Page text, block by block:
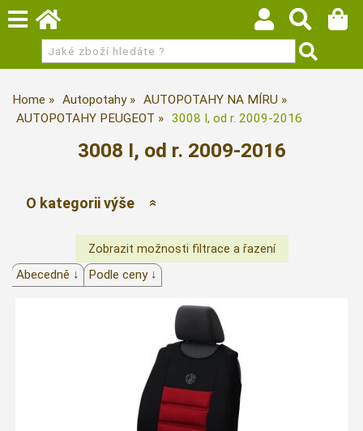
Home Autopotahy
AUTOPOTAHY NA MÍRU
AUTOPOTAHY PEUGEOT
3008 I, od r. 2009-2016
3008 I, od r. 2009-2016
O kategorii výše
Abecedně ↓ Podle ceny ↓